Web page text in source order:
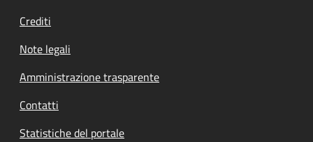
Crediti
Note legali
Amministrazione trasparente
Contatti
Statistiche del portale